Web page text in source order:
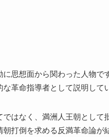
思想面から関わった人物
革命指導者として説明して
はなく、満洲人王朝とし
打倒を求める反満革命論が